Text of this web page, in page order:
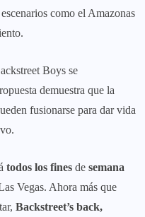
como el Amazonas
Boys se
demuestra que la
fusionarse para dar vida
todos los fines de semana
Vegas. Ahora más que
Backstreet’s back,